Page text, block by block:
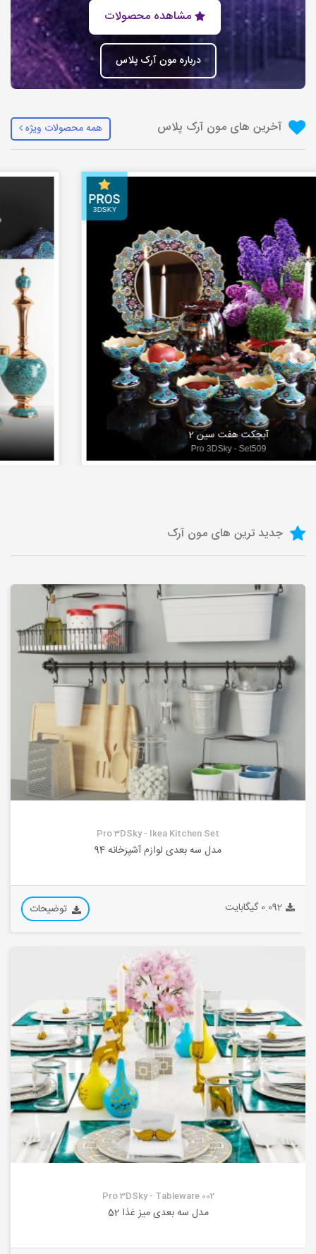
مشاهده محصولات
درباره مون آرک پلاس
آخرین های مون آرک پلاس همه محصولات ویژه
آبجکت هفت سین 2
Pro 3DSky - Set509
جدید ترین های مون آرک
Pro 3DSky - Ikea Kitchen Set
مدل سه بعدی لوازم آشپزخانه 94
0.092 گیگابایت توضیحات
Pro 3DSky - Tableware 002
مدل سه بعدی میز غذا 52